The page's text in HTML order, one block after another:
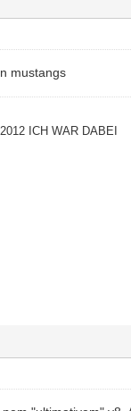
mustangs
ICH WAR DABEI